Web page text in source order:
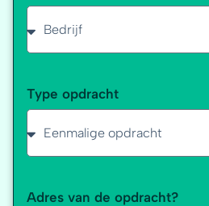
Type opdracht
Adres van de opdracht?